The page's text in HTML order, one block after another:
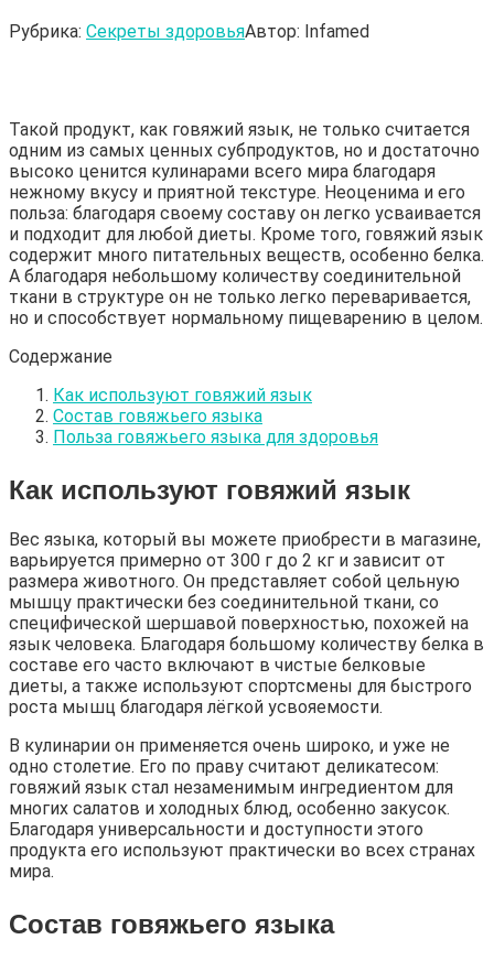
Рубрика: Секреты здоровьяАвтор: Infamed
Такой продукт, как говяжий язык, не только считается
одним из самых ценных субпродуктов, но и достаточно
высоко ценится кулинарами всего мира благодаря
нежному вкусу и приятной текстуре. Неоценима и его
польза: благодаря своему составу он легко усваивается
и подходит для любой диеты. Кроме того, говяжий язык
содержит много питательных веществ, особенно белка.
А благодаря небольшому количеству соединительной
ткани в структуре он не только легко переваривается,
но и способствует нормальному пищеварению в целом.
Содержание
Как используют говяжий язык
Состав говяжьего языка
Польза говяжьего языка для здоровья
Как используют говяжий язык
Вес языка, который вы можете приобрести в магазине,
варьируется примерно от 300 г до 2 кг и зависит от
размера животного. Он представляет собой цельную
мышцу практически без соединительной ткани, со
специфической шершавой поверхностью, похожей на
язык человека. Благодаря большому количеству белка в
составе его часто включают в чистые белковые
диеты, а также используют спортсмены для быстрого
роста мышц благодаря лёгкой усвояемости.
В кулинарии он применяется очень широко, и уже не
одно столетие. Его по праву считают деликатесом:
говяжий язык стал незаменимым ингредиентом для
многих салатов и холодных блюд, особенно закусок.
Благодаря универсальности и доступности этого
продукта его используют практически во всех странах
мира.
Состав говяжьего языка